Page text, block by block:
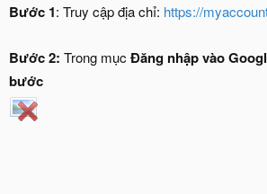
Bước 1: Truy cập địa chỉ: https://
Bước 2: Trong mục Đăng nhập vào
bước